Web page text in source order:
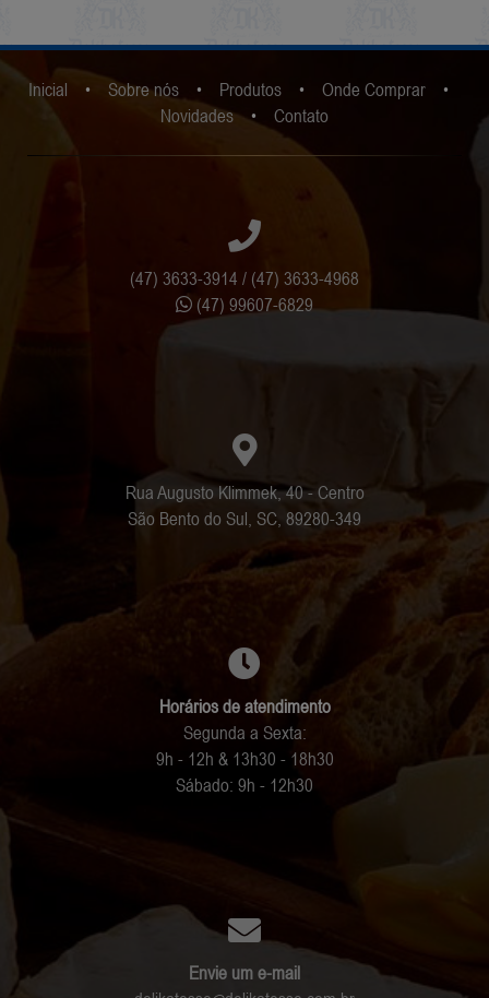
Inicial • Sobre nós• Produtos• Onde Comprar•
Novidades• Contato
(47) 3633-3914 / (47) 3633-4968
(47) 99607-6829
Rua Augusto Klimmek, 40 - Centro
São Bento do Sul, SC, 89280-349
Horários de atendimento
Segunda a Sexta:
9h - 12h & 13h30 - 18h30
Sábado: 9h - 12h30
Envie um e-mail